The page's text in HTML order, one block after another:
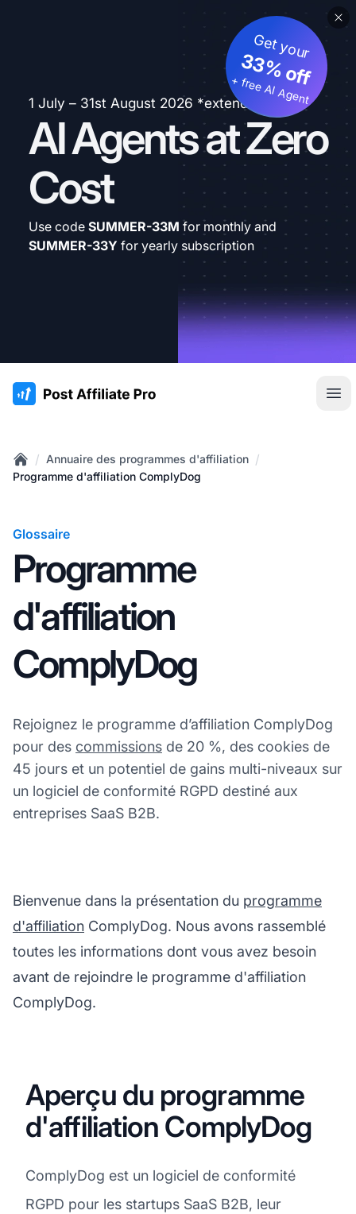
1 July – 31st August 2026 *extended
AI Agents at Zero
Cost
Get your
33% off
+ free AI Agent
Use code SUMMER-33M for monthly and
SUMMER-33Y for yearly subscription
:site.title
Home
/ Annuaire des programmes d'affiliation /
Programme d'affiliation ComplyDog
Glossaire
Programme
d'affiliation
ComplyDog
Rejoignez le programme d’affiliation ComplyDog
pour des commissions de 20 %, des cookies de
45 jours et un potentiel de gains multi-niveaux sur
un logiciel de conformité RGPD destiné aux
entreprises SaaS B2B.
Bienvenue dans la présentation du programme
d'affiliation ComplyDog. Nous avons rassemblé
toutes les informations dont vous avez besoin
avant de rejoindre le programme d'affiliation
ComplyDog.
Aperçu du programme
d'affiliation ComplyDog
ComplyDog est un logiciel de conformité
RGPD pour les startups SaaS B2B, leur